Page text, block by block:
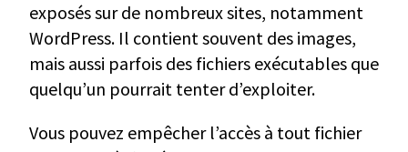
exposés sur de nombreux sites, notamment
WordPress. Il contient souvent des images,
mais aussi parfois des fichiers exécutables que
quelqu’un pourrait tenter d’exploiter.
Vous pouvez empêcher l’accès à tout fichier